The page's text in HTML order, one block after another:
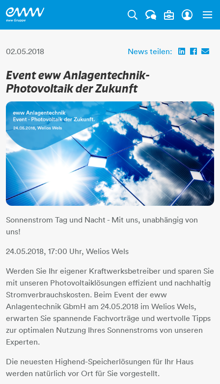
02.05.2018 News teilen:
Event eww Anlagentechnik-
Photovoltaik der Zukunft
Sonnenstrom Tag und Nacht - Mit uns, unabhängig von
uns!
24.05.2018, 17:00 Uhr, Welios Wels
Werden Sie Ihr eigener Kraftwerksbetreiber und sparen Sie
mit unseren Photovoltaiklösungen effizient und nachhaltig
Stromverbrauchskosten. Beim Event der eww
Anlagentechnik GbmH am 24.05.2018 im Welios Wels,
erwarten Sie spannende Fachvorträge und wertvolle Tipps
zur optimalen Nutzung Ihres Sonnenstroms von unseren
Experten.
Die neuesten Highend-Speicherlösungen für Ihr Haus
werden natürlich vor Ort für Sie vorgestellt.